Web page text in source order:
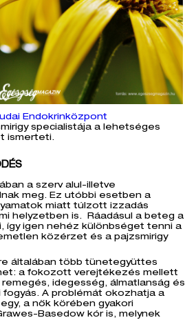
Endokrinközpont
specialistája a lehetséges
ismerteti.
a szerv alul-illetve
meg. Ez utóbbi esetben a
miatt túlzott izzadás
helyzetben is. Ráadásul a beteg a
így igen nehéz különbséget tenni a
közérzet és a pajzsmirigy
általában több tünetegyüttes
a fokozott verejtékezés mellett
idegesség, álmatlanság és
A problémát okozhatja a
a nők körében gyakori
Basedow kór is, melynek